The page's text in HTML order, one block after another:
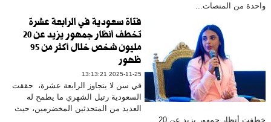
واحدة من المنصات...
فتاة سعودية في الرابعة عشرة
تخطف أنظار جمهور يزيد عن 20
مليون شخص خلال أكثر من 95
ظهور
2025-11-25 13:13:21
في سن لا يتجاوز الرابعة عشرة، حققت
السعودية رتيل الشهري ما يطمح له
العديد من المتحدثين المخضرمين، حيث
خطفت أنظار جمهور يزيد عن 20...